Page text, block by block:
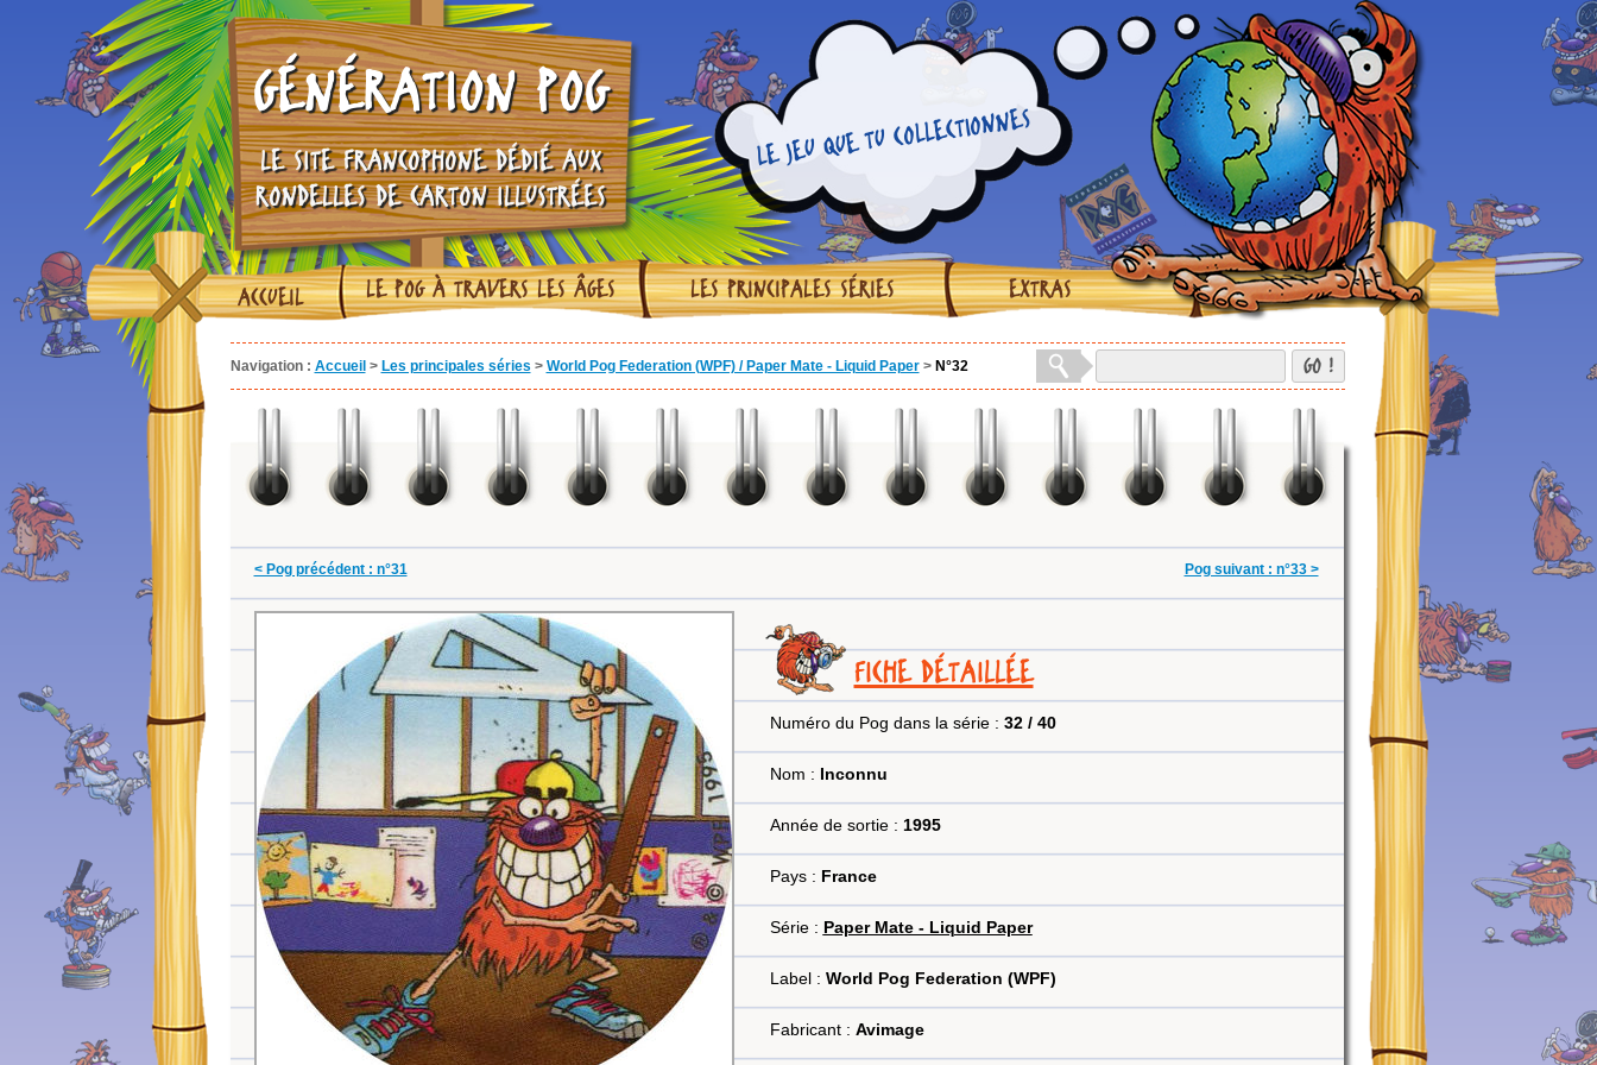
GÉNÉRATION POG
LE SITE FRANCOPHONE DÉDIÉ AUX
RONDELLES DE CARTON ILLUSTRÉES
LE JEU QUE TU COLLECTIONNES
ACCUEIL LE POG À TRAVERS LES ÂGES LES PRINCIPALES SÉRIES EXTRAS
Navigation : Accueil > Les principales séries > World Pog Federation (WPF) / Paper Mate - Liquid Paper > N°32 GO !
< Pog précédent : n°31 Pog suivant : n°33 >
FICHE DÉTAILLÉE
Numéro du Pog dans la série : 32 / 40
Nom : Inconnu
Année de sortie : 1995
Pays : France
Série : Paper Mate - Liquid Paper
Label : World Pog Federation (WPF)
Fabricant : Avimage